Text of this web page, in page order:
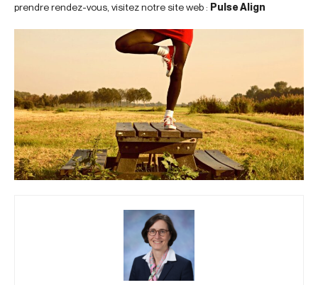
prendre rendez-vous, visitez notre site web : Pulse Align